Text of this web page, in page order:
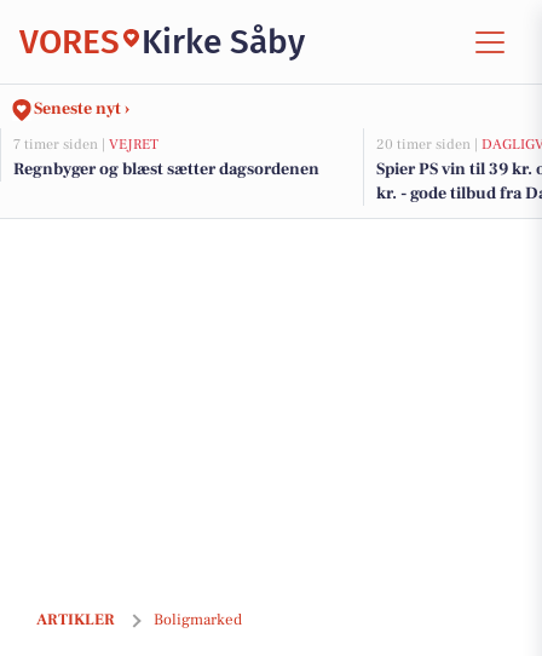
VORES Kirke Såby
Seneste nyt ›
7 timer siden | VEJRET
Regnbyger og blæst sætter dagsordenen
20 timer siden |
Spier PS vin til 39 kr.
kr. - gode tilbud fra
ARTIKLER Boligmarked
Elmevænget 10, Kirke Såby i Kirke Såby er solgt for 2.845.000 - se